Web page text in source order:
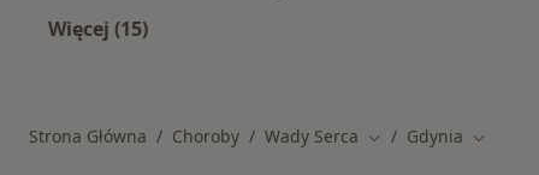
Więcej (15)
Strona Główna Choroby Wady Serca Zmień miasto
Gdynia Zmień